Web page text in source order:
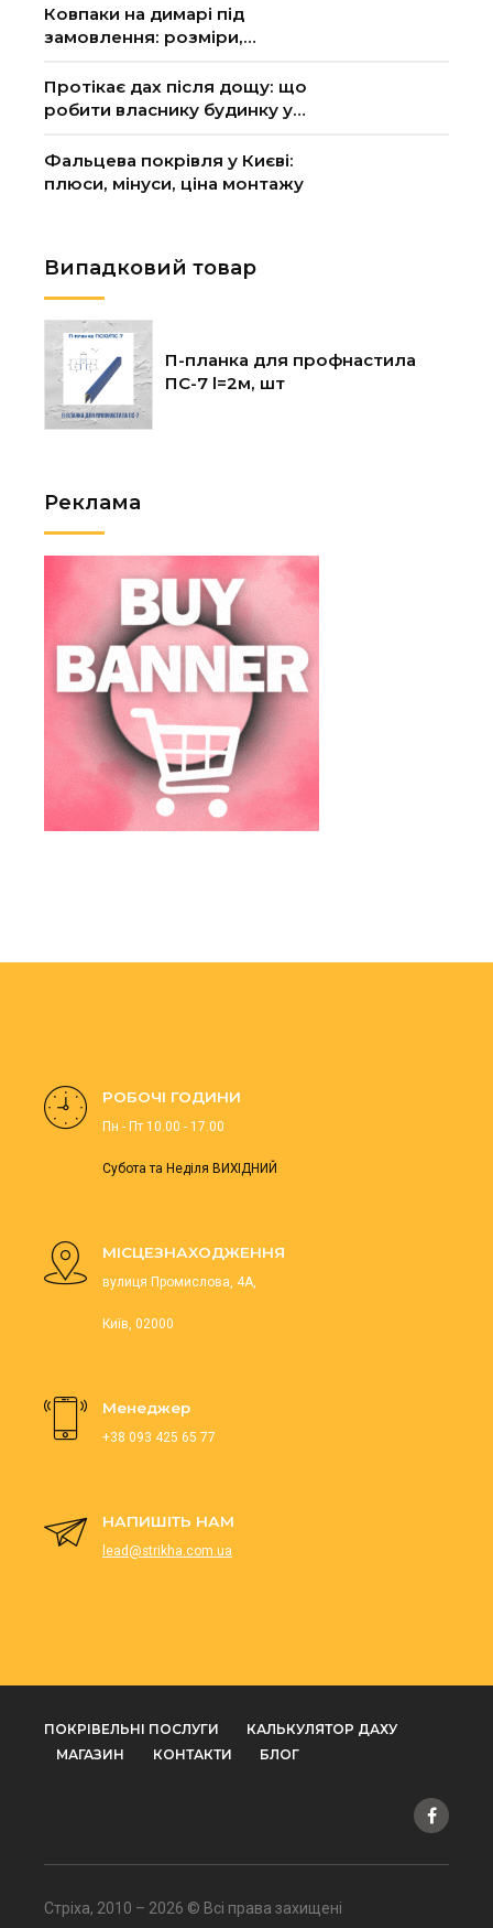
Ковпаки на димарі під
замовлення: розміри,
Протікає дах після дощу: що
робити власнику будинку у
Фальцева покрівля у Києві:
плюси, мінуси, ціна монтажу
Випадковий товар
П-планка для профнастила
ПС-7 l=2м, шт
Реклама
РОБОЧІ ГОДИНИ
Пн - Пт 10.00 - 17.00
Субота та Неділя ВИХІДНИЙ
МІСЦЕЗНАХОДЖЕННЯ
вулиця Промислова, 4А,
Київ, 02000
Менеджер
+38 093 425 65 77
НАПИШІТЬ НАМ
lead@strikha.com.ua
ПОКРІВЕЛЬНІ ПОСЛУГИ
КАЛЬКУЛЯТОР ДАХУ
МАГАЗИН
КОНТАКТИ БЛОГ
Стріха, 2010 – 2026 © Всі права захищені